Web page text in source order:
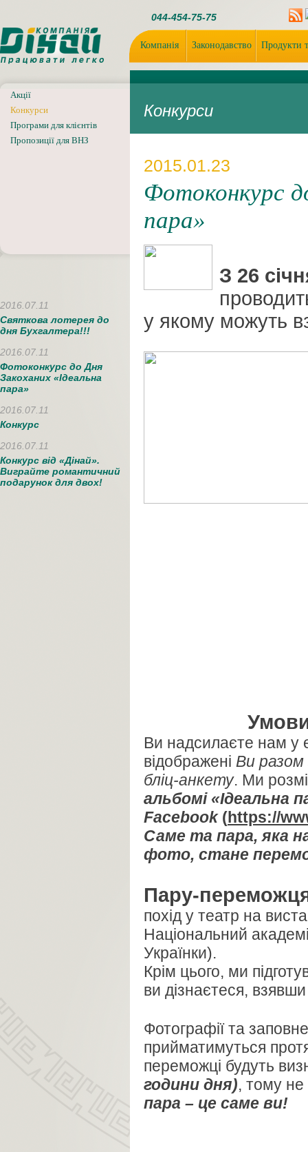
044-454-75-75
Компанія Законодавство Продукти
Конкурси
Акції
Конкурси
Програми для клієнтів
Пропозиції для ВНЗ
2016.07.11
Святкова лотерея до
дня Бухгалтера!!!
2016.07.11
Фотоконкурс до Дня
Закоханих «Ідеальна
пара»
2016.07.11
Конкурс
2016.07.11
Конкурс від «Дінай».
Виграйте романтичний
подарунок для двох!
2015.01.23
Фотоконкурс
пара»
З 26
у якому можуть
Ви надсилаєте нам у
відображені Ви разом
бліц-анкету. Ми
альбомі «Ідеальна
Facebook (https://
Саме та пара, яка
фото, стане
Пару-
похід у театр на
Національний
Українки).
Крім цього, ми
ви дізнаєтеся,
Фотографії та
прийматимуться
переможці будуть
години дня), тому не
пара – це саме ви!